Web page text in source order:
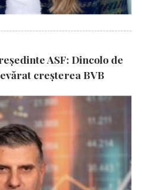
ASF: Dincolo de
creșterea BVB